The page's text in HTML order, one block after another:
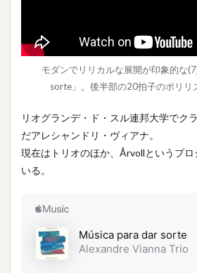
モダンでリリカルな展開が印象的な
sorte」。後半部の20拍子のポリリ
リオグランデ・ド・スル連邦大学でク
だアレシャンドリ・ヴィアナ。
現在はトリオのほか、Årvollというプ
いる。